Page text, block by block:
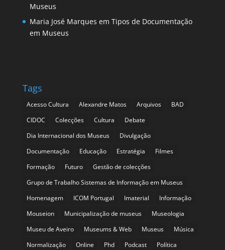
Museus
Maria José Marques em Tipos de Documentação
em Museus
Tags
Acesso Cultura Alexandre Matos Arquivos
BAD
CIDOC
Colecções Cultura
Debate
Dia Internacional dos Museus
Divulgação
Documentação
Educação Estratégia
Filmes
Formação
Futuro
Gestão de colecções
Grupo de Trabalho Sistemas de Informação em Museus
Homenagem
ICOM Portugal Imaterial
Informação
Mouseion
Municipalização de museus
Museologia
Museu de Aveiro
Museums & Web Museus
Música
Normalização
Online Phd Podcast Política